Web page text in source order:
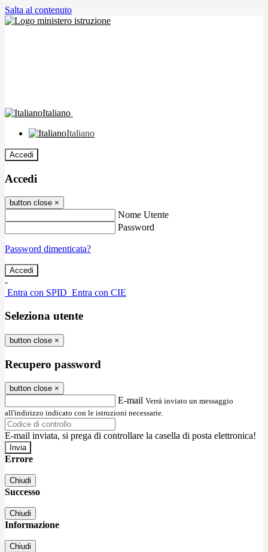
Salta al contenuto
Italiano
Italiano
Accedi
Accedi
button close ×
Nome Utente
Password
Password dimenticata?
-
Entra con SPID Entra con CIE
Seleziona utente
button close ×
Recupero password
button close ×
E-mail Verrà inviato un messaggio
all'indirizzo indicato con le istruzioni necessarie.
E-mail inviata, si prega di controllare la casella di posta elettronica!
Errore
Chiudi
Successo
Chiudi
Informazione
Chiudi